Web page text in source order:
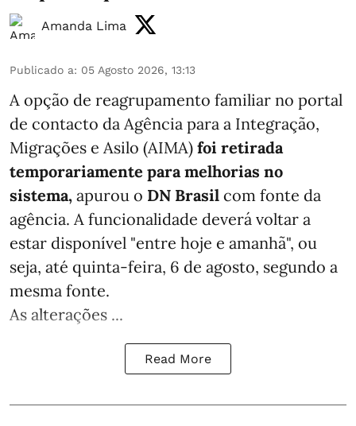
Amanda Lima
Publicado a: 05 Agosto 2026, 13:13
A opção de reagrupamento familiar no portal
de contacto da Agência para a Integração,
Migrações e Asilo (AIMA) foi retirada
temporariamente para melhorias no
sistema, apurou o DN Brasil com fonte da
agência. A funcionalidade deverá voltar a
estar disponível "entre hoje e amanhã", ou
seja, até quinta-feira, 6 de agosto, segundo a
mesma fonte.
As alterações ...
Read More